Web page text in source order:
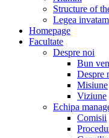
Structure of
Legea
Homepage
Facultate
Despre noi
Bun
Despre
Misiune
Viziune
Echipa
Comisii